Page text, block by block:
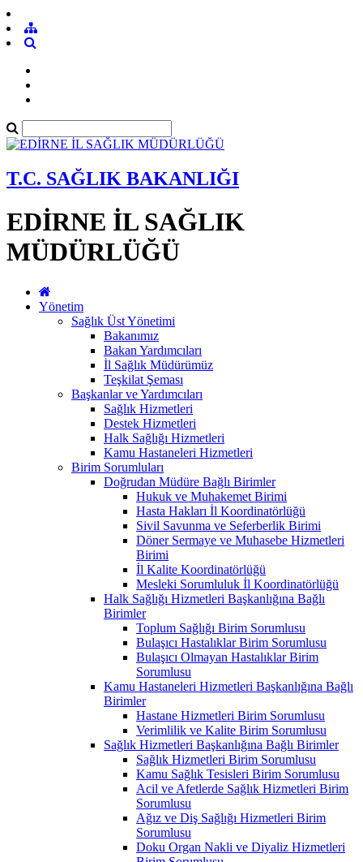
T.C. SAĞLIK BAKANLIĞI
EDİRNE İL SAĞLIK
MÜDÜRLÜĞÜ
Yönetim
Sağlık Üst Yönetimi
Bakanımız
Bakan Yardımcıları
İl Sağlık Müdürümüz
Teşkilat Şeması
Başkanlar ve Yardımcıları
Sağlık Hizmetleri
Destek Hizmetleri
Halk Sağlığı Hizmetleri
Kamu Hastaneleri Hizmetleri
Birim Sorumluları
Doğrudan Müdüre Bağlı Birimler
Hukuk ve Muhakemet Birimi
Hasta Hakları İl Koordinatörlüğü
Sivil Savunma ve Seferberlik Birimi
Döner Sermaye ve Muhasebe Hizmetleri
Birimi
İl Kalite Koordinatörlüğü
Mesleki Sorumluluk İl Koordinatörlüğü
Halk Sağlığı Hizmetleri Başkanlığına Bağlı
Birimler
Toplum Sağlığı Birim Sorumlusu
Bulaşıcı Hastalıklar Birim Sorumlusu
Bulaşıcı Olmayan Hastalıklar Birim
Sorumlusu
Kamu Hastaneleri Hizmetleri Başkanlığına Bağlı
Birimler
Hastane Hizmetleri Birim Sorumlusu
Verimlilik ve Kalite Birim Sorumlusu
Sağlık Hizmetleri Başkanlığına Bağlı Birimler
Sağlık Hizmetleri Birim Sorumlusu
Kamu Sağlık Tesisleri Birim Sorumlusu
Acil ve Afetlerde Sağlık Hizmetleri Birim
Sorumlusu
Ağız ve Diş Sağlığı Hizmetleri Birim
Sorumlusu
Doku Organ Nakli ve Diyaliz Hizmetleri